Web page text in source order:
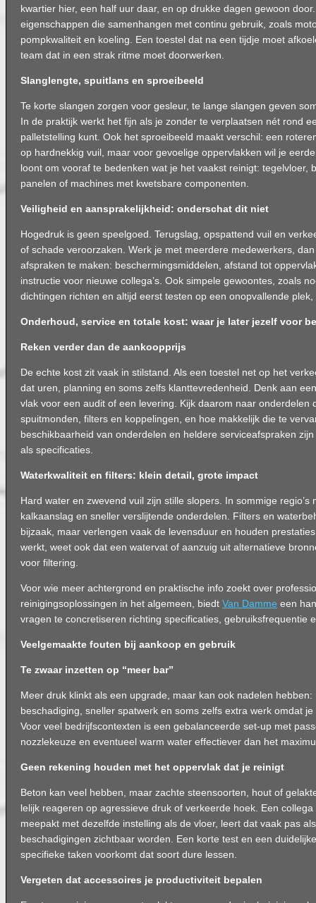
kwartier hier, een half uur daar, en op drukke dagen gewoon
eigenschappen die samenhangen met continu gebruik, zoals
pompkwaliteit en koeling. Een toestel dat na een tijdje moet
team dat in een strak ritme moet doorwerken.
Slanglengte, spuitlans en sproeibeeld
Te korte slangen zorgen voor gesleur, te lange slangen geven
In de praktijk werkt het fijn als je zonder te verplaatsen nét rond
palletstelling kunt. Ook het sproeibeeld maakt verschil: een
op hardnekkig vuil, maar voor gevoelige oppervlakken wil je
loont om vooraf te bedenken wat je het vaakst reinigt: tegelvloer,
panelen of machines met kwetsbare componenten.
Veiligheid en aansprakelijkheid: onderschat dit niet
Hogedruk is geen speelgoed. Terugslag, opspattend vuil en
of schade veroorzaken. Werk je met meerdere medewerkers,
afspraken te maken: beschermingsmiddelen, afstand tot
instructie voor nieuwe collega’s. Ook simpele gewoontes, zoals
dichtingen richten en altijd eerst testen op een onopvallende
Onderhoud, service en totale kost: waar je later jezelf voor
Reken verder dan de aankoopprijs
De echte kost zit vaak in stilstand. Als een toestel net op het
dat uren, planning en soms zelfs klanttevredenheid. Denk aan
vlak voor een audit of een levering. Kijk daarom naar onderdelen
spuitmonden, filters en koppelingen, en hoe makkelijk die te
beschikbaarheid van onderdelen en heldere serviceafspraken
als specificaties.
Waterkwaliteit en filters: klein detail, grote impact
Hard water en zwevend vuil zijn stille slopers. In sommige regio’s
kalkaanslag en sneller verslijtende onderdelen. Filters en
bijzaak, maar verlengen vaak de levensduur en houden
werkt, weet ook dat een watervat of aanzuig uit alternatieve
voor filtering.
Voor wie meer achtergrond en praktische info zoekt over
reinigingsoplossingen in het algemeen, biedt Van Damme een
vragen te concretiseren richting specificaties, gebruiksfrequentie
Veelgemaakte fouten bij aankoop en gebruik
Te zwaar inzetten op “meer bar”
Meer druk klinkt als een upgrade, maar kan ook nadelen hebben:
beschadiging, sneller spatwerk en soms zelfs extra werk omdat
Voor veel bedrijfscontexten is een gebalanceerde set-up met
nozzlekeuze en eventueel warm water effectiever dan het
Geen rekening houden met het oppervlak dat je reinigt
Beton kan veel hebben, maar zachte steensoorten, hout of
lelijk reageren op agressieve druk of verkeerde hoek. Een collega
meepakt met dezelfde instelling als de vloer, leert dat vaak pas
beschadigingen zichtbaar worden. Een korte test en een
specifieke taken voorkomt dat soort dure lessen.
Vergeten dat accessoires je productiviteit bepalen